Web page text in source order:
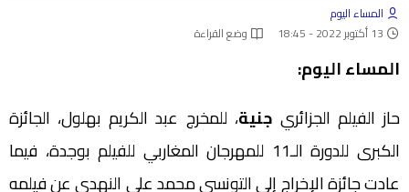
المساء اليوم
13 أكتوبر 2022 - 18:45
وضع القراءة
المساء اليوم:
حاز الفيلم الجزائري جنية، للمخرج عبد الكريم بهلول، الجائزة
الكبرى للدورة الـ11 للمهرجان المغاربي للفيلم بوجدة، فيما
عادت جائزة الإخراج إلى التونسي محمد علي النهدي عن فيلمه